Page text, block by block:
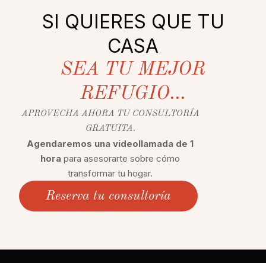
SI QUIERES QUE TU
CASA
SEA TU MEJOR
REFUGIO...
APROVECHA AHORA TU CONSULTORÍA
GRATUITA.
Agendaremos una videollamada de 1
hora para asesorarte sobre cómo
transformar tu hogar.
Reserva tu consultoría